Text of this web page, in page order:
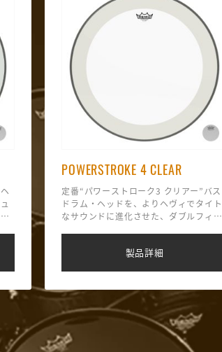
POWERSTROKE 4 CLEAR
定番“パワーストローク3 クリアー”バス
ドラム・ヘッドを、よりヘヴィでタイト
なサウンドに進化させた、ダブルフィル
製品詳細